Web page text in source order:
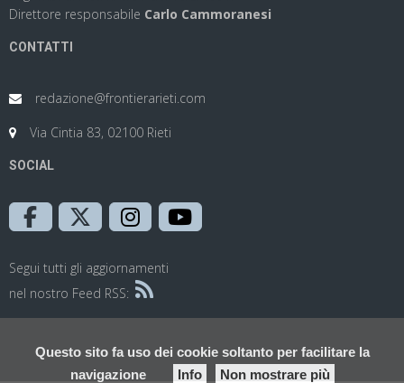
Questo sito fa uso dei cookie soltanto per facilitare la
navigazione
Info Non mostrare più
Direttore responsabile Carlo Cammoranesi
CONTATTI
redazione@frontierarieti.com
Via Cintia 83, 02100 Rieti
SOCIAL
Segui tutti gli aggiornamenti
nel nostro Feed RSS: